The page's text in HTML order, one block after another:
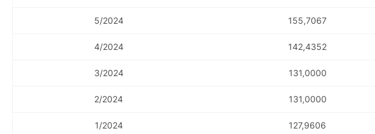
5/2024 155,7067
4/2024 142,4352
3/2024 131,0000
2/2024 131,0000
1/2024 127,9606